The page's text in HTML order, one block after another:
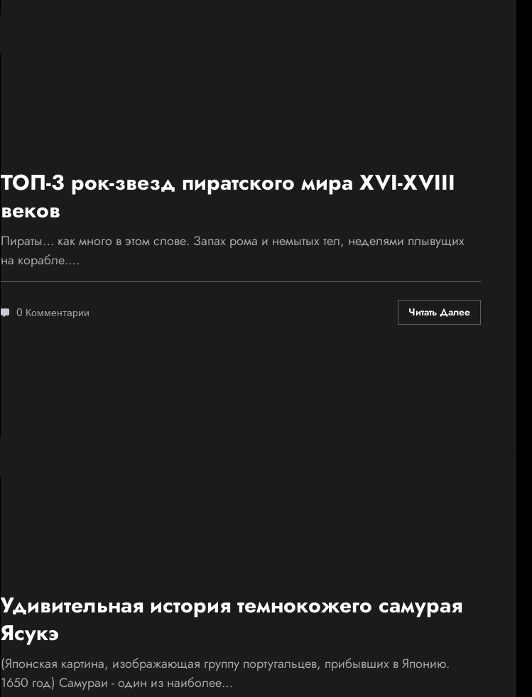
ТОП-3 рок-звезд пиратского мира XVI-XVIII
веков
Пираты… как много в этом слове. Запах рома и немытых тел, неделями плывущих
на корабле.…
0 Комментарии Читать Далее
Удивительная история темнокожего самурая
Ясукэ
(Японская картина, изображающая группу португальцев, прибывших в Японию.
1650 год) Самураи - один из наиболее…